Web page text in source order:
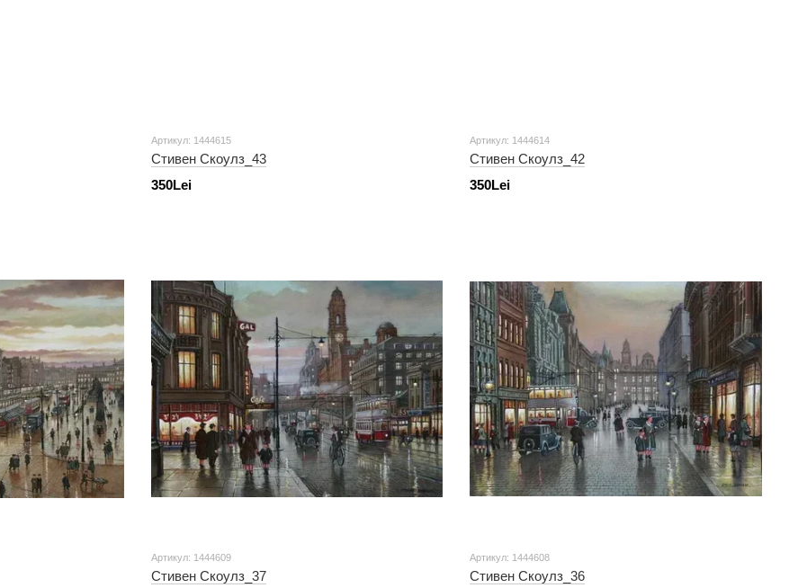
Артикул: 1444615
Стивен Скоулз_43
350Lei
Артикул: 1444614
Стивен Скоулз_42
350Lei
Артикул: 1444609
Стивен Скоулз_37
Артикул: 1444608
Стивен Скоулз_36